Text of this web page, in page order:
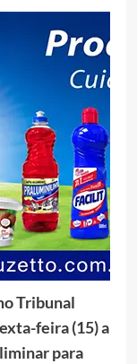
Tribunal
feira (15) a
para